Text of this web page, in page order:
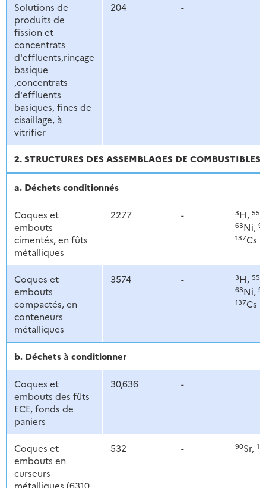
Solutions de
produits de
fission et
concentrats
d'effluents,rinçage
basique
,concentrats
d'effluents
basiques, fines de
cisaillage, à
vitrifier
204 -
2. STRUCTURES DES ASSEMBLAGES DE COMBUSTIBLES
a. Déchets conditionnés
Coques et
embouts
cimentés, en fûts
métalliques
2277 - 3H, 55
63Ni, 90
137Cs
Coques et
embouts
compactés, en
conteneurs
métalliques
3574 - 3H, 55
63Ni, 90
137Cs
b. Déchets à conditionner
Coques et
embouts des fûts
ECE, fonds de
paniers
30,636 -
Coques et
embouts en
curseurs
métalliques (6310
532 - 90Sr,